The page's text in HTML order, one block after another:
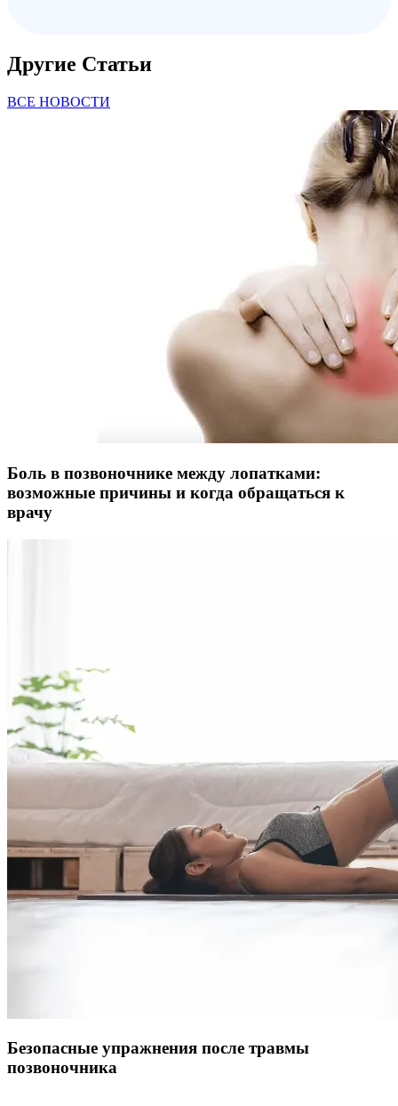
Другие Статьи
ВСЕ НОВОСТИ
Боль в позвоночнике между лопатками:
возможные причины и когда обращаться к
врачу
Безопасные упражнения после травмы
позвоночника